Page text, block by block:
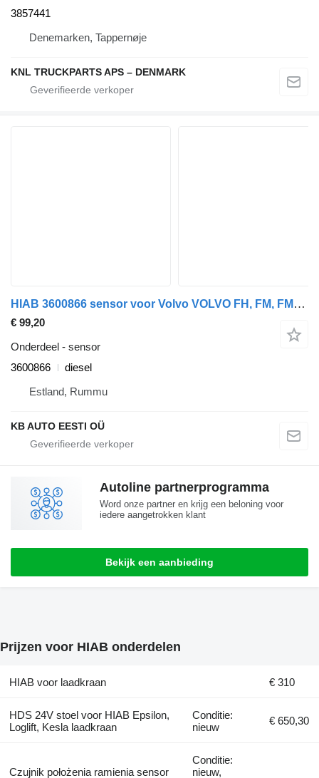
3857441
Denemarken, Tappernøje
KNL TRUCKPARTS APS – DENMARK
HIAB 3600866 sensor voor Volvo VOLVO FH, FM, FMX-4 series (2013-) vrachtwagen
€ 99,20
Onderdeel - sensor
3600866
diesel
Estland, Rummu
KB AUTO EESTI OÜ
Autoline partnerprogramma
Word onze partner en krijg een beloning voor
iedere aangetrokken klant
Bekijk een aanbieding
Prijzen voor HIAB onderdelen
HIAB voor laadkraan € 310
HDS 24V stoel voor HIAB Epsilon,
Loglift, Kesla laadkraan
Conditie:
nieuw
€ 650,30
Czujnik położenia ramienia sensor
Conditie:
nieuw,